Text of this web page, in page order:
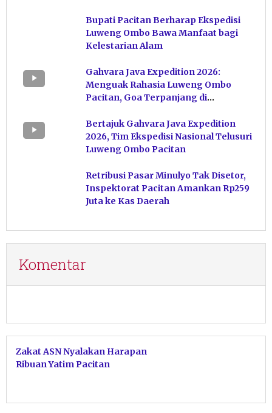
Bupati Pacitan Berharap Ekspedisi
Luweng Ombo Bawa Manfaat bagi
Kelestarian Alam
Gahvara Java Expedition 2026:
Menguak Rahasia Luweng Ombo
Pacitan, Goa Terpanjang di
Bertajuk Gahvara Java Expedition
2026, Tim Ekspedisi Nasional Telusuri
Luweng Ombo Pacitan
Retribusi Pasar Minulyo Tak Disetor,
Inspektorat Pacitan Amankan Rp259
Juta ke Kas Daerah
Komentar
Zakat ASN Nyalakan Harapan
Ribuan Yatim Pacitan